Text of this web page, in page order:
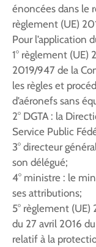
énoncées dans le
règlement (UE)
Pour l’application
1° règlement (UE)
2019/947 de la
les règles et
d’aéronefs sans
2° DGTA : la
Service Public
3° directeur
son délégué;
4° ministre : le
ses attributions;
5° règlement
du 27 avril 2016
relatif à la